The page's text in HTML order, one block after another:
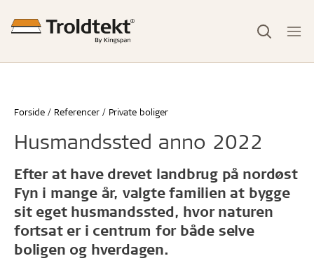
Forside Referencer Private boliger
Husmandssted anno 2022
Efter at have drevet landbrug på nordøst
Fyn i mange år, valgte familien at bygge
sit eget husmandssted, hvor naturen
fortsat er i centrum for både selve
boligen og hverdagen.